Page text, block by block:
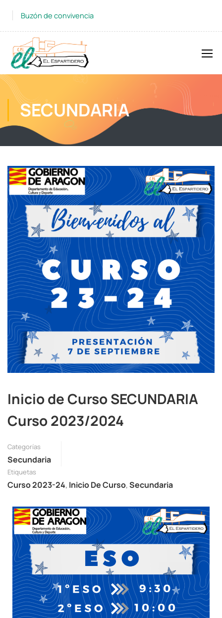
Buzón de convivencia
SECUNDARIA
Inicio de Curso SECUNDARIA
Curso 2023/2024
Categorías
Secundaria
Etiquetas
Curso 2023-24, Inicio De Curso,Secundaria